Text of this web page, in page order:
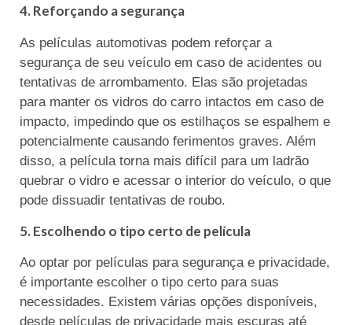
4. Reforçando a segurança
As películas automotivas podem reforçar a
segurança de seu veículo em caso de acidentes ou
tentativas de arrombamento. Elas são projetadas
para manter os vidros do carro intactos em caso de
impacto, impedindo que os estilhaços se espalhem e
potencialmente causando ferimentos graves. Além
disso, a película torna mais difícil para um ladrão
quebrar o vidro e acessar o interior do veículo, o que
pode dissuadir tentativas de roubo.
5. Escolhendo o tipo certo de película
Ao optar por películas para segurança e privacidade,
é importante escolher o tipo certo para suas
necessidades. Existem várias opções disponíveis,
desde películas de privacidade mais escuras até